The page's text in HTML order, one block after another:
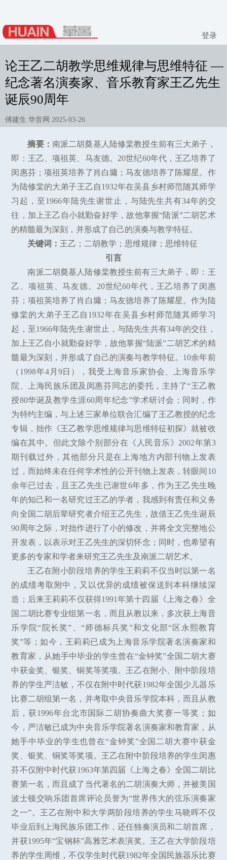
登录
论王乙二胡教学思维规律与思维特征 —
纪念著名演奏家、音乐教育家王乙先生
诞辰90周年
傅建生 华音网 2025-03-26
摘要： 南派二胡奠基人陆修棠教授生前有三大弟子，
即：王乙、项祖英、马友德。20世纪60年代，王乙培养了
闵惠芬；项祖英培养了肖白墉；马友德培养了陈耀星。作
为陆修棠的大弟子王乙自1932年在吴县乡村师范随其师学
习起，至1966年陆先生谢世止，与陆先生共有34年的交
往，加上王乙自小就勤奋好学，故他掌握“陆派”二胡艺术
的精髓最为深刻，并形成了自己的演奏与教学特征。
关键词： 王乙；二胡教学；思维规律；思维特征
引言
南派二胡奠基人陆修棠教授生前有三大弟子，即：王
乙、项祖英、马友德。20世纪60年代，王乙培养了闵惠
芬；项祖英培养了肖白墉；马友德培养了陈耀星。作为陆
修棠的大弟子王乙自1932年在吴县乡村师范随其师学习
起，至1966年陆先生谢世止，与陆先生共有34年的交往，
加上王乙自小就勤奋好学，故他掌握“陆派”二胡艺术的精
髓最为深刻，并形成了自己的演奏与教学特征。10余年前
（1998年4月9日），我受上海音乐家协会、上海音乐学
院、上海民族乐团及闵惠芬同志的委托，主持了“王乙教
授80华诞及教学生涯60周年纪念”学术研讨会；同时，作
为特约主编，与上述三家单位联合汇编了王乙教授的纪念
专辑，拙作《王乙教学思维规律与思维特征初探》就被收
编在其中。但此文除个别部分在《人民音乐》2002年第3
期刊载过外，其他部分只是在上海地方内部刊物上发表
过，而始终未在任何学术性的公开刊物上发表，转眼间10
余年已过去，且王乙先生已谢世6年多，作为王乙先生晚
年的知己和一名研究过王乙的学者，我感到有责任和义务
向全国二胡后辈研究者介绍王乙先生，故借王乙先生诞辰
90周年之际，对拙作进行了小的修改，并将全文完整地公
开发表，以表示对王乙先生的深切怀念；同时，也希望有
更多的专家和学者来研究王乙先生及南派二胡艺术。
王乙在附小阶段培养的学生王莉莉不仅当时以第一名
的成绩考取附中，又以优异的成绩被保送到本科继续深
造；后来王莉莉不仅获得1991年第十四届《上海之春》全
国二胡比赛专业组第一名，而且从教以来，多次获上海音
乐学院“院长奖”、“师德标兵奖”和文化部“区永熙教育
奖”等；如今，王莉莉已成为上海音乐学院著名演奏家和
教育家，从她手中毕业的学生曾在“金钟奖”全国二胡大赛
中获金奖、银奖、铜奖等奖项。王乙在附小、附中阶段培
养的学生严洁敏，不仅在附中时代获1982年全国少儿器乐
比赛二胡组第一名，并考取中央音乐学院本科，而且从教
后，获1996年台北市国际二胡协奏曲大奖赛一等奖；如
今，严洁敏已成为中央音乐学院著名演奏家和教育家，从
她手中毕业的学生也曾在“金钟奖”全国二胡大赛中获金
奖、银奖、铜奖等奖项。王乙在附中阶段培养的学生闵惠
芬不仅附中时代获1963年第四届《上海之春》全国二胡比
赛第一名，而且成了当代著名的二胡演奏大师，并被美国
波士顿交响乐团首席评论员誉为“世界伟大的弦乐演奏家
之一”。王乙在附中和大学两阶段培养的学生马晓晖不仅
毕业后到上海民族乐团工作，还任独奏演员和二胡首席，
并获1995年“宝钢杯”高雅艺术表演奖。王乙在大学阶段培
养的学生周维，不仅学生时代获1982年全国民族器乐比赛